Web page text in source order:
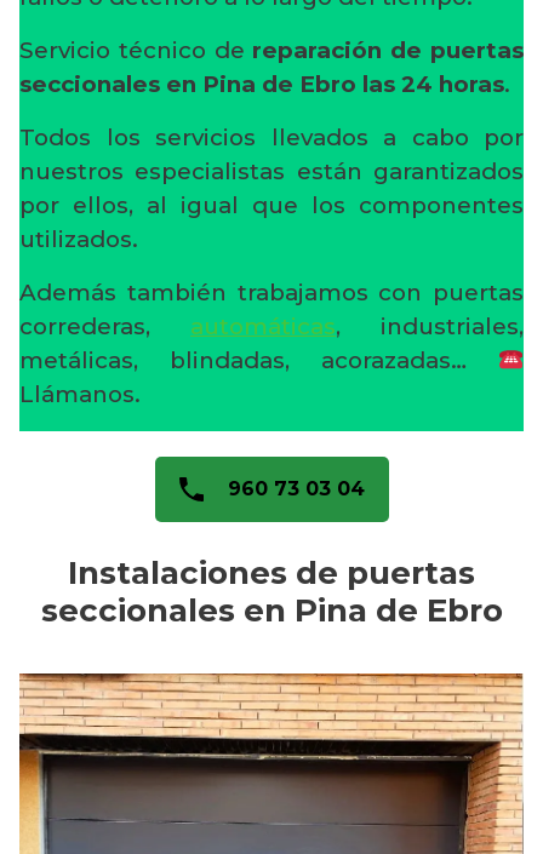
Servicio técnico de reparación de puertas
seccionales en Pina de Ebro las 24 horas.
Todos los servicios llevados a cabo por
nuestros especialistas están garantizados
por ellos, al igual que los componentes
utilizados.
Además también trabajamos con puertas
correderas, automáticas, industriales,
metálicas, blindadas, acorazadas…
Llámanos.
960 73 03 04
Instalaciones de puertas
seccionales en Pina de Ebro